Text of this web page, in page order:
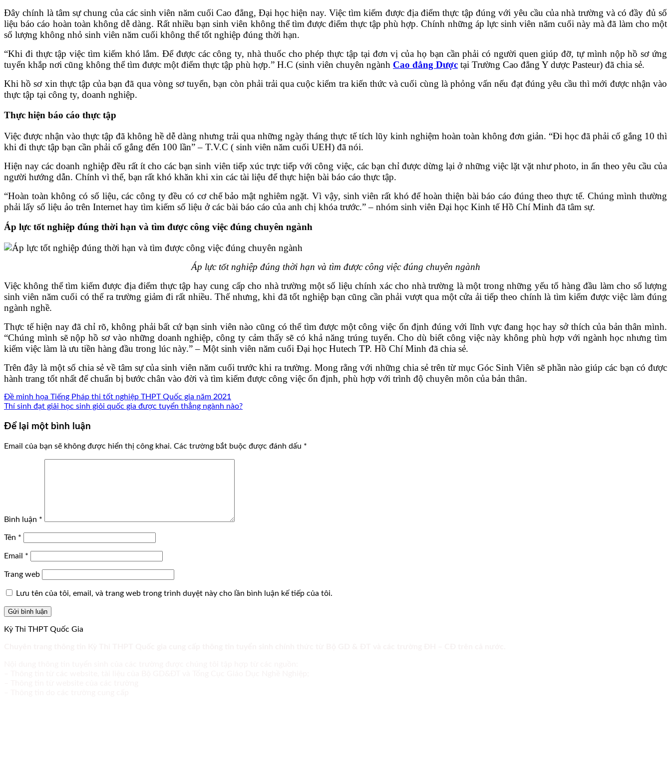
Đây chính là tâm sự chung của các sinh viên năm cuối Cao đẳng, Đại học hiện nay. Việc tìm kiếm được địa điểm thực tập đúng với yêu cầu của nhà trường và có đầy đủ số
liệu báo cáo hoàn toàn không dễ dàng. Rất nhiều bạn sinh viên không thể tìm được điểm thực tập phù hợp. Chính những áp lực sinh viên năm cuối này mà đã làm cho một
số lượng không nhỏ sinh viên năm cuối không thể tốt nghiệp đúng thời hạn.
“Khi đi thực tập việc tìm kiếm khó lắm. Để được các công ty, nhà thuốc cho phép thực tập tại đơn vị của họ bạn cần phải có người quen giúp đỡ, tự mình nộp hồ sơ ứng
tuyển khắp nơi cũng không thể tìm được một điểm thực tập phù hợp.” H.C (sinh viên chuyên ngành Cao đẳng Dược tại Trường Cao đẳng Y dược Pasteur) đã chia sẻ.
Khi hồ sơ xin thực tập của bạn đã qua vòng sơ tuyển, bạn còn phải trải qua cuộc kiểm tra kiến thức và cuối cùng là phỏng vấn nếu đạt đúng yêu cầu thì mới được nhận vào
thực tập tại công ty, doanh nghiệp.
Thực hiện báo cáo thực tập
Việc được nhận vào thực tập đã không hề dễ dàng nhưng trải qua những ngày tháng thực tế tích lũy kinh nghiệm hoàn toàn không đơn giản. “Đi học đã phải cố gắng 10 thì
khi đi thực tập bạn cần phải cố gắng đến 100 lần” – T.V.C ( sinh viên năm cuối UEH) đã nói.
Hiện nay các doanh nghiệp đều rất ít cho các bạn sinh viên tiếp xúc trực tiếp với công việc, các bạn chỉ được dừng lại ở những việc lặt vặt như photo, in ấn theo yêu cầu của
người hướng dẫn. Chính vì thế, bạn rất khó khăn khi xin các tài liệu để thực hiện bài báo cáo thực tập.
“Hoàn toàn không có số liệu, các công ty đều có cơ chế bảo mật nghiêm ngặt. Vì vậy, sinh viên rất khó để hoàn thiện bài báo cáo đúng theo thực tế. Chúng mình thường
phải lấy số liệu ảo trên Internet hay tìm kiếm số liệu ở các bài báo cáo của anh chị khóa trước.” – nhóm sinh viên Đại học Kinh tế Hồ Chí Minh đã tâm sự.
Áp lực tốt nghiệp đúng thời hạn và tìm được công việc đúng chuyên ngành
Áp lực tốt nghiệp đúng thời hạn và tìm được công việc đúng chuyên ngành
Việc không thể tìm kiếm được địa điểm thực tập hay cung cấp cho nhà trường một số liệu chính xác cho nhà trường là một trong những yếu tố hàng đầu làm cho số lượng
sinh viên năm cuối có thể ra trường giảm đi rất nhiều. Thế nhưng, khi đã tốt nghiệp bạn cũng cần phải vượt qua một cửa ải tiếp theo chính là tìm kiếm được việc làm đúng
ngành nghề.
Thực tế hiện nay đã chỉ rõ, không phải bất cứ bạn sinh viên nào cũng có thể tìm được một công việc ổn định đúng với lĩnh vực đang học hay sở thích của bản thân mình.
“Chúng mình sẽ nộp hồ sơ vào những doanh nghiệp, công ty cảm thấy sẽ có khả năng trúng tuyển. Cho dù biết công việc này không phù hợp với ngành học nhưng tìm
kiếm việc làm là ưu tiền hàng đầu trong lúc này.” – Một sinh viên năm cuối Đại học Hutech TP. Hồ Chí Minh đã chia sẻ.
Trên đây là một số chia sẻ về tâm sự của sinh viên năm cuối trước khi ra trường. Mong rằng với những chia sẻ trên từ mục Góc Sinh Viên sẽ phần nào giúp các bạn có được
hành trang tốt nhất để chuẩn bị bước chân vào đời và tìm kiếm được công việc ổn định, phù hợp với trình độ chuyên môn của bản thân.
Đề minh họa Tiếng Pháp thi tốt nghiệp THPT Quốc gia năm 2021
Thí sinh đạt giải học sinh giỏi quốc gia được tuyển thẳng ngành nào?
Để lại một bình luận
Email của bạn sẽ không được hiển thị công khai. Các trường bắt buộc được đánh dấu *
Bình luận *
Tên *
Email *
Trang web
Lưu tên của tôi, email, và trang web trong trình duyệt này cho lần bình luận kế tiếp của tôi.
Kỳ Thi THPT Quốc Gia